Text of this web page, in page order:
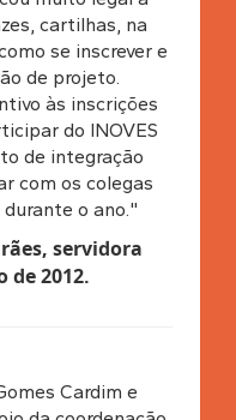
cartilhas, na
se inscrever e
de projeto.
às inscrições
do INOVES
de integração
com os colegas
o ano."
servidora
de 2012.
Cardim e